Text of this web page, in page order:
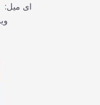
ای میل: